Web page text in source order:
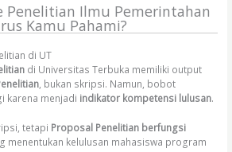
Penelitian Ilmu Pemerintahan
Kamu Pahami?
di UT
di Universitas Terbuka memiliki output
, bukan skripsi. Namun, bobot
karena menjadi indikator kompetensi lulusan.
tetapi Proposal Penelitian berfungsi
menentukan kelulusan mahasiswa program